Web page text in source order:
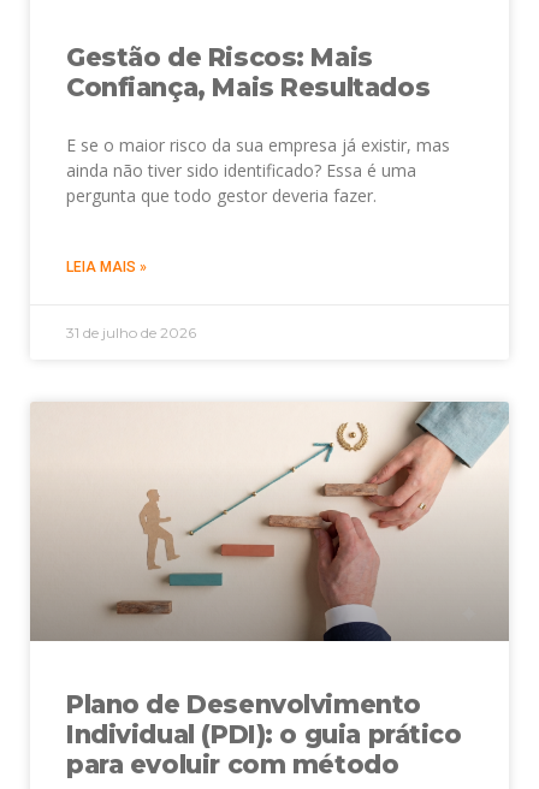
Gestão de Riscos: Mais
Confiança, Mais Resultados
E se o maior risco da sua empresa já existir, mas
ainda não tiver sido identificado? Essa é uma
pergunta que todo gestor deveria fazer.
LEIA MAIS »
31 de julho de 2026
Plano de Desenvolvimento
Individual (PDI): o guia prático
para evoluir com método